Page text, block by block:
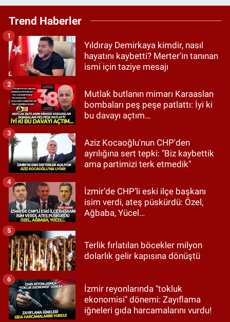
Trend Haberler
Yıldıray Demirkaya kimdir, nasıl
hayatını kaybetti? Merter'in tanınan
ismi için taziye mesajı
1
Mutlak butlanın mimarı Karaaslan
bombaları peş peşe patlattı: İyi ki
bu davayı açtım…
2
Aziz Kocaoğlu'nun CHP'den
ayrılığına sert tepki: "Biz kaybettik
ama partimizi terk etmedik"
3
İzmir’de CHP’li eski ilçe başkanı
isim verdi, ateş püskürdü: Özel,
Ağbaba, Yücel…
4
Terlik fırlatılan böcekler milyon
dolarlık gelir kapısına dönüştü
5
İzmir reyonlarında "tokluk
ekonomisi" dönemi: Zayıflama
iğneleri gıda harcamalarını vurdu!
6